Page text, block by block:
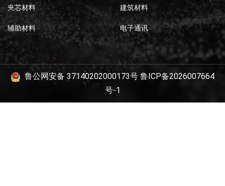
夹芯材料
辅助材料
建筑材料
电子通讯
鲁公网安备 37140202000173号 鲁ICP备2026007664
号-1